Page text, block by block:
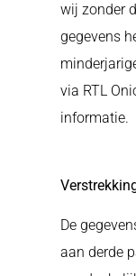
wij zonder
gegevens
via RTL
informatie.
De
aan derde